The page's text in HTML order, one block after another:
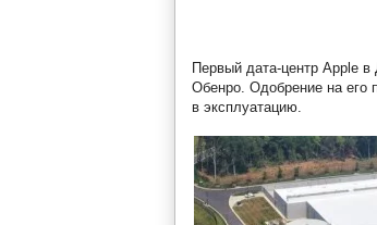
Первый дата-центр Apple
Обенро. Одобрение на его
в эксплуатацию.